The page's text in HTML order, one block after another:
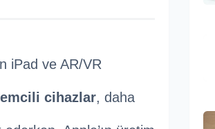
iPad ve AR/VR
cihazlar, daha